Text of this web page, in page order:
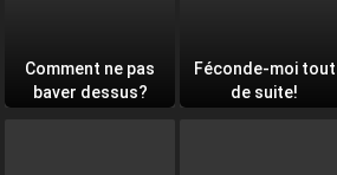
Comment ne pas
baver dessus?
Féconde-moi tout
de suite!